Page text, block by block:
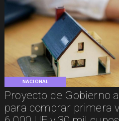
NACIONAL
Proyecto de Gobierno
para comprar primera